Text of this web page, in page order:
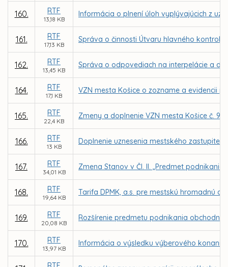
160. RTF
13,18 KB
Informácia o plnení úloh vyplývajúcich z
161. RTF
17,13 KB
Správa o činnosti Útvaru hlavného
162. RTF
13,45 KB
Správa o odpovediach na interpelácie a
164. RTF
17,1 KB
VZN mesta Košice o zozname a evidencii
165. RTF
22,4 KB
Zmeny a doplnenie VZN mesta Košice č.
166. RTF
13 KB
Doplnenie uznesenia mestského
167. RTF
34,01 KB
Zmena Stanov v Čl. II. „Predmet
168. RTF
19,64 KB
Tarifa DPMK, a.s. pre mestskú hromadnú
169. RTF
20,08 KB
Rozšírenie predmetu podnikania
170. RTF
13,97 KB
Informácia o výsledku výberového